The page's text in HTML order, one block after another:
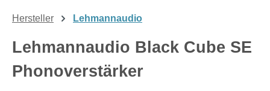
Hersteller Lehmannaudio
Lehmannaudio Black Cube SE
Phonoverstärker